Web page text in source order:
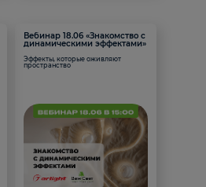
Вебинар 18.06 «Знакомство с
динамическими эффектами»
Эффекты, которые оживляют
пространство